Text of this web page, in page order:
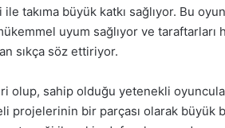
takıma büyük katkı sağlıyor. Bu
uyum sağlıyor ve taraftarları
sıkça söz ettiriyor.
olup, sahip olduğu yetenekli
projelerinin bir parçası olarak büyük